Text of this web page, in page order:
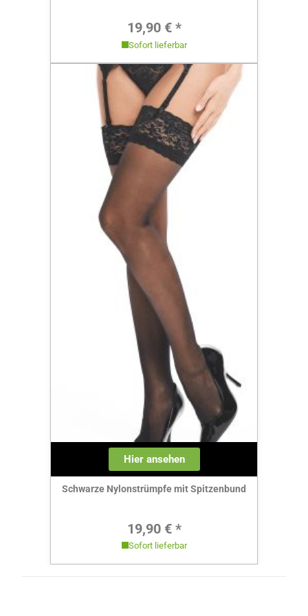
Regulärer Preis:
19,90 € *
Sofort lieferbar
Hier ansehen
Schwarze Nylonstrümpfe mit Spitzenbund
Regulärer Preis:
19,90 € *
Sofort lieferbar